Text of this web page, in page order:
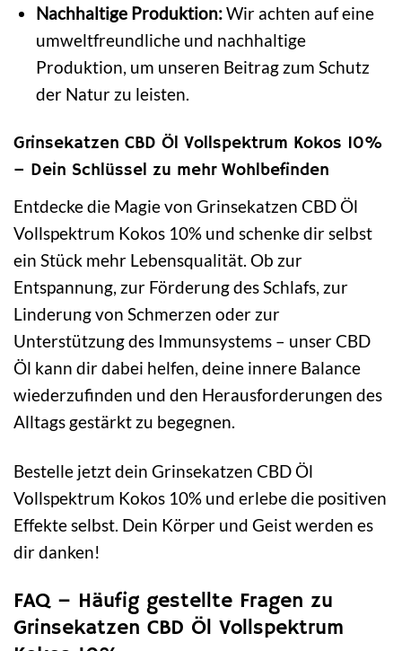
Nachhaltige Produktion:Wir achten auf eine
umweltfreundliche und nachhaltige
Produktion, um unseren Beitrag zum Schutz
der Natur zu leisten.
Grinsekatzen CBD Öl Vollspektrum Kokos 10%
– Dein Schlüssel zu mehr Wohlbefinden
Entdecke die Magie von Grinsekatzen CBD Öl
Vollspektrum Kokos 10% und schenke dir selbst
ein Stück mehr Lebensqualität. Ob zur
Entspannung, zur Förderung des Schlafs, zur
Linderung von Schmerzen oder zur
Unterstützung des Immunsystems – unser CBD
Öl kann dir dabei helfen, deine innere Balance
wiederzufinden und den Herausforderungen des
Alltags gestärkt zu begegnen.
Bestelle jetzt dein Grinsekatzen CBD Öl
Vollspektrum Kokos 10% und erlebe die positiven
Effekte selbst. Dein Körper und Geist werden es
dir danken!
FAQ – Häufig gestellte Fragen zu
Grinsekatzen CBD Öl Vollspektrum